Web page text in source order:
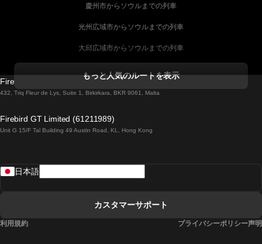
慶州市からソウルまでの列車
光州広域市からソウルまでの列車
大邱広域市からソウルまでの列車
ダブリンからゴールウェイまでの列車
ローマからナポリまでの列車
もっと人気のルートを表示
Firebird GT Limited (OC 1451)
432, Triq Fleur de Lys, Suite 1, Birkirkara, BKR 9061, Malta
Firebird GT Limited (61211989)
Unit G 15/F Tal Building 49 Austin Road, KL, Hong Kong
日本語
カスタマーサポート
利用規約 プライバシーポリシー声明